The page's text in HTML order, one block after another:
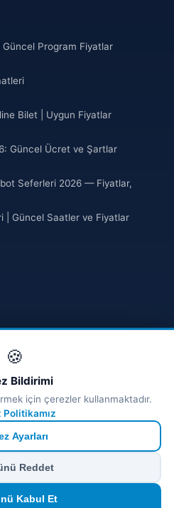
Program Fiyatlar
Bilet | Uygun Fiyatlar
Güncel Ücret ve Şartlar
Seferleri 2026 — Fiyatlar,
| Güncel Saatler ve Fiyatlar
$ USD
🍪
Bildirimi
için çerezler kullanmaktadır.
Politikamız
Ayarları
Reddet
Kabul Et